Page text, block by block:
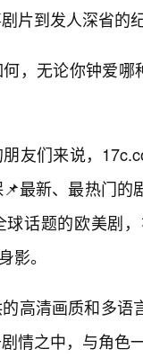
片到发人深省的
，无论你钟爱
友们来说，
最新、最热门
话题的欧美剧
影。
高清画质和多
情之中，与角色